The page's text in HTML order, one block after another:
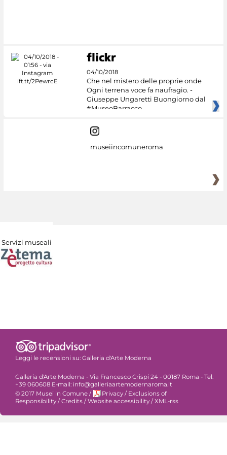
04/10/2018
Che nel mistero delle proprie onde
Ogni terrena voce fa naufragio. -
Giuseppe Ungaretti Buongiorno dal
#MuseoBarracco
museiincomuneroma
Servizi museali
Leggi le recensioni su: Galleria d'Arte Moderna
Galleria d'Arte Moderna - Via Francesco Crispi 24 - 00187 Roma - Tel.
+39 060608 E-mail: info@galleriaartemodernaroma.it
© 2017 Musei in Comune / Privacy / Exclusions of
Responsibility /Credits /Website accessibility /XML-rss